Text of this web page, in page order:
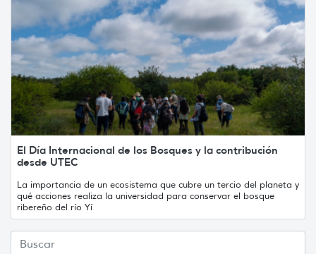
El Día Internacional de los Bosques y la contribución
desde UTEC
La importancia de un ecosistema que cubre un tercio del planeta y
qué acciones realiza la universidad para conservar el bosque
ribereño del río Yí